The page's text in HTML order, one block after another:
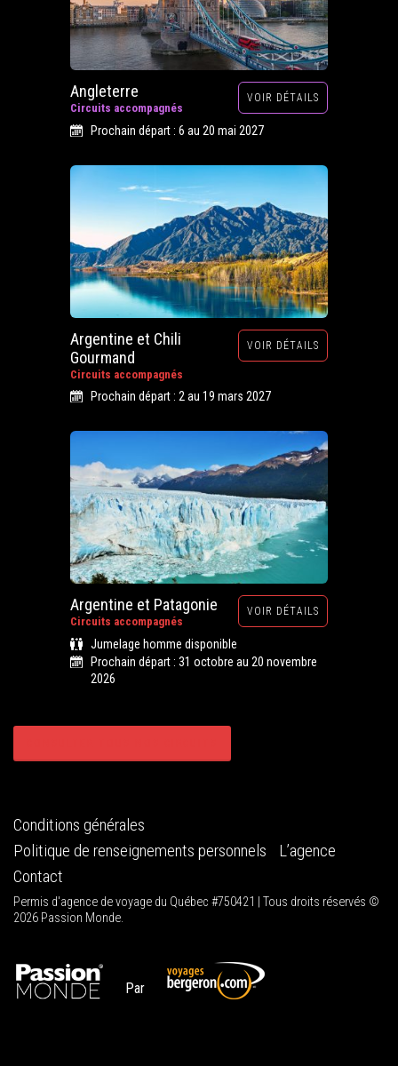
Angleterre
Circuits accompagnés
VOIR DÉTAILS
Prochain départ : 6 au 20 mai 2027
Argentine et Chili
Gourmand
Circuits accompagnés
VOIR DÉTAILS
Prochain départ : 2 au 19 mars 2027
Argentine et Patagonie
Circuits accompagnés
VOIR DÉTAILS
Jumelage homme disponible
Prochain départ : 31 octobre au 20 novembre
2026
Conditions générales
Politique de renseignements personnels
L’agence
Contact
Permis d'agence de voyage du Québec #750421 | Tous droits réservés ©
2026 Passion Monde.
Par